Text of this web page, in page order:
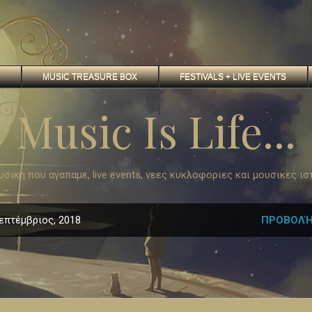
MUSIC TREASURE BOX FESTIVALS + LIVE EVENTS
Music Is Life...
που αγαπαμε, live events, νεες κυκλοφοριες και μουσικες
2018